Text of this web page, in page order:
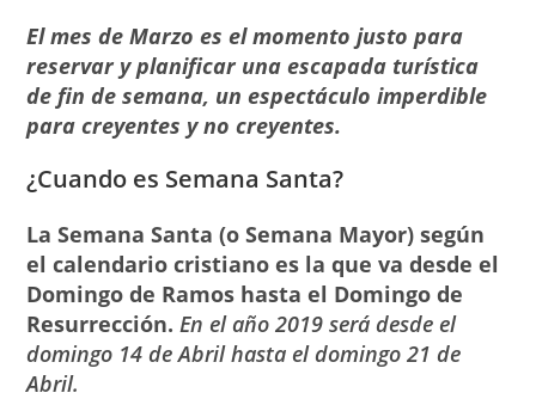
El mes de Marzo es el momento justo para
reservar y planificar una escapada turística
de fin de semana, un espectáculo imperdible
para creyentes y no creyentes.
¿Cuando es Semana Santa?
La Semana Santa (o Semana Mayor) según
el calendario cristiano es la que va desde el
Domingo de Ramos hasta el Domingo de
Resurrección.En el año 2019 será desde el
domingo 14 de Abril hasta el domingo 21 de
Abril.